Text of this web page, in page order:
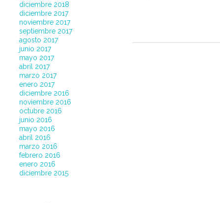
diciembre 2018
diciembre 2017
noviembre 2017
septiembre 2017
agosto 2017
junio 2017
mayo 2017
abril 2017
marzo 2017
enero 2017
diciembre 2016
noviembre 2016
octubre 2016
junio 2016
mayo 2016
abril 2016
marzo 2016
febrero 2016
enero 2016
diciembre 2015